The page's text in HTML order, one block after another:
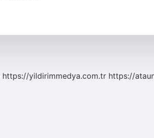
https://yildirimmedya.com.tr https://